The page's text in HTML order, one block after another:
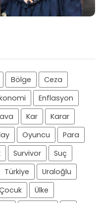
Bölge
Ceza
Enflasyon
Kar
Karar
Oyuncu
Para
Survivor
Suç
Türkiye
Uraloğlu
Ülke